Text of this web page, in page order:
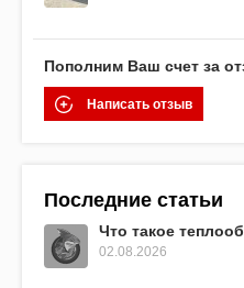
Пополним Ваш счет за
Написать отзыв
Последние статьи
Что такое
02.08.2026